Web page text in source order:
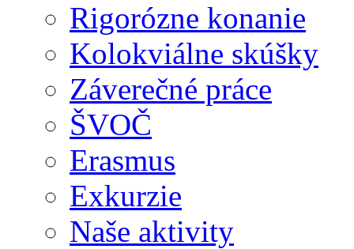
Rigorózne konanie
Kolokviálne skúšky
Záverečné práce
ŠVOČ
Erasmus
Exkurzie
Naše aktivity